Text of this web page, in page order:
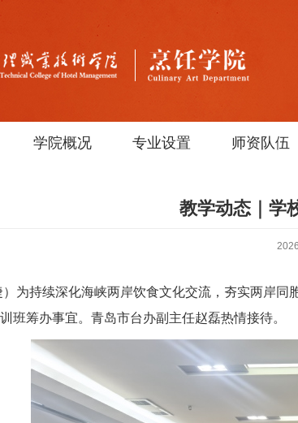
学院概况 专业设置 师资队伍
教学动态｜学
为持续深化海峡两岸饮食文化交流，夯实两岸同
班筹办事宜。青岛市台办副主任赵磊热情接待。